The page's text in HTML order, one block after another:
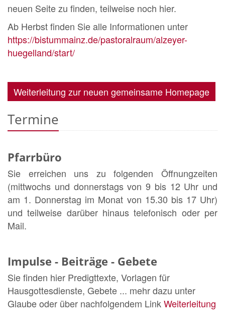
neuen Seite zu finden, teilweise noch hier.
Ab Herbst finden Sie alle Informationen unter
https://bistummainz.de/pastoralraum/alzeyer-
huegelland/start/
Weiterleitung zur neuen gemeinsame Homepage
Termine
Pfarrbüro
Sie erreichen uns zu folgenden Öffnungzeiten
(mittwochs und donnerstags von 9 bis 12 Uhr und
am 1. Donnerstag im Monat von 15.30 bis 17 Uhr)
und teilweise darüber hinaus telefonisch oder per
Mail.
Impulse - Beiträge - Gebete
Sie finden hier Predigttexte, Vorlagen für
Hausgottesdienste, Gebete ... mehr dazu unter
Glaube oder über nachfolgendem LinkWeiterleitung